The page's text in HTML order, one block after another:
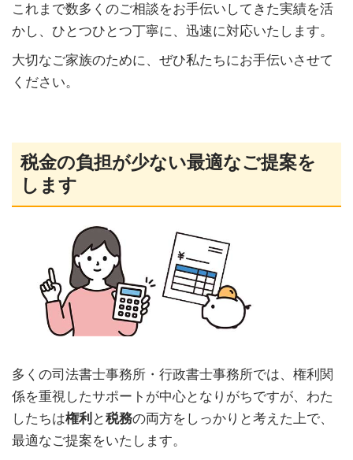
これまで数多くのご相談をお手伝いしてきた実績を活
かし、ひとつひとつ丁寧に、迅速に対応いたします。
大切なご家族のために、ぜひ私たちにお手伝いさせて
ください。
税金の負担が少ない最適なご提案を
します
多くの司法書士事務所・行政書士事務所では、権利関
係を重視したサポートが中心となりがちですが、わた
したちは権利 と税務の両方をしっかりと考えた上で、
最適なご提案をいたします。